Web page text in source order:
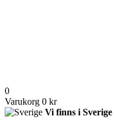
0
Varukorg 0 kr
Vi finns i Sverige